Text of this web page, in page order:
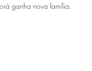
ganha nova família.